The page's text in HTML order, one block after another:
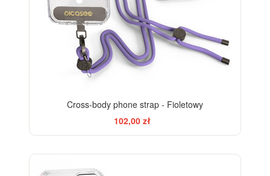
Cross-body phone strap - Fioletowy
102,00 zł